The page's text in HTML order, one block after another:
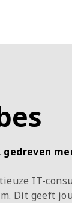
IT-
Dit geeft